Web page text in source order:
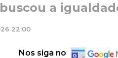
a
22:00
Nos siga no